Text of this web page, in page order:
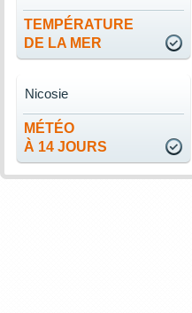
TEMPÉRATURE
DE LA MER
MÉTÉO
À 14 JOURS
Nicosie